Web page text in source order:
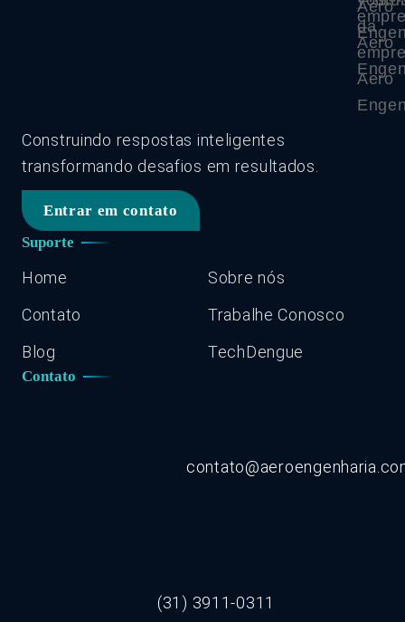
Construindo respostas inteligentes
transformando desafios em resultados.
Entrar em contato
Suporte
Home
Sobre nós
Contato
Trabalhe Conosco
Blog
TechDengue
Contato
(31) 3911-0311